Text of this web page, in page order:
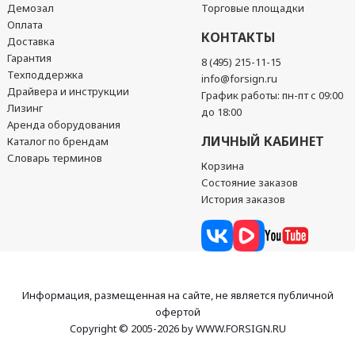
Демозал
Оплата
Доставка
Гарантия
Техподдержка
Драйвера и инструкции
Лизинг
Аренда оборудования
Каталог по брендам
Словарь терминов
Торговые площадки
КОНТАКТЫ
8 (495) 215-11-15
info@forsign.ru
График работы: пн-пт с 09:00
до 18:00
ЛИЧНЫЙ КАБИНЕТ
Корзина
Состояние заказов
История заказов
Информация, размещенная на сайте, не является публичной
офертой
Copyright © 2005-2026 by WWW.FORSIGN.RU